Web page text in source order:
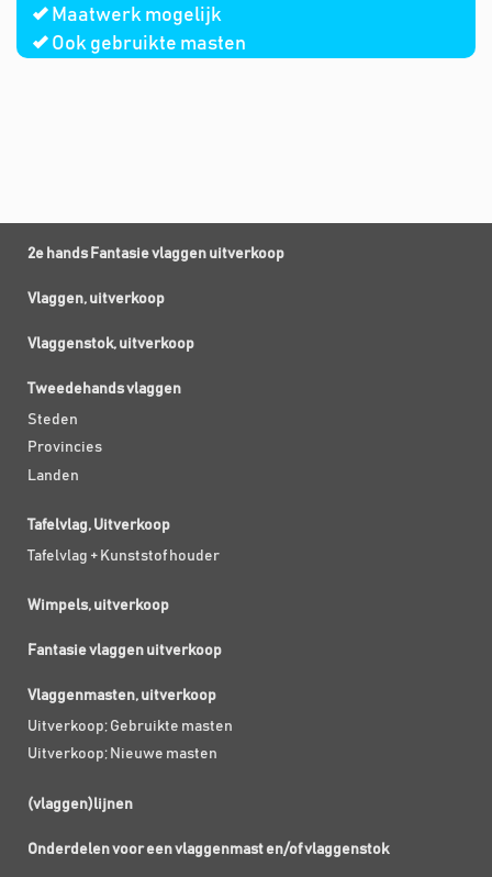
Maatwerk mogelijk
Ook gebruikte masten
2e hands Fantasie vlaggen uitverkoop
Vlaggen, uitverkoop
Vlaggenstok, uitverkoop
Tweedehands vlaggen
Steden
Provincies
Landen
Tafelvlag, Uitverkoop
Tafelvlag + Kunststof houder
Wimpels, uitverkoop
Fantasie vlaggen uitverkoop
Vlaggenmasten, uitverkoop
Uitverkoop; Gebruikte masten
Uitverkoop; Nieuwe masten
(vlaggen)lijnen
Onderdelen voor een vlaggenmast en/of vlaggenstok